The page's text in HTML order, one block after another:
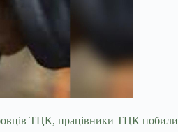
ТЦК, працівники ТЦК